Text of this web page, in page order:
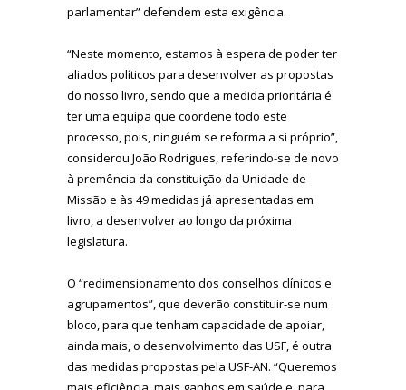
parlamentar” defendem esta exigência.
“Neste momento, estamos à espera de poder ter
aliados políticos para desenvolver as propostas
do nosso livro, sendo que a medida prioritária é
ter uma equipa que coordene todo este
processo, pois, ninguém se reforma a si próprio”,
considerou João Rodrigues, referindo-se de novo
à premência da constituição da Unidade de
Missão e às 49 medidas já apresentadas em
livro, a desenvolver ao longo da próxima
legislatura.
O “redimensionamento dos conselhos clínicos e
agrupamentos”, que deverão constituir-se num
bloco, para que tenham capacidade de apoiar,
ainda mais, o desenvolvimento das USF, é outra
das medidas propostas pela USF-AN. “Queremos